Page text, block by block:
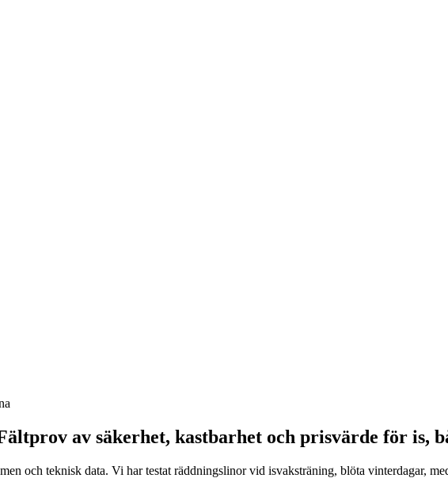
av säkerhet, kastbarhet och prisvärde för is,
och teknisk data. Vi har testat räddningslinor vid isvaksträning, blöta vinterdagar,